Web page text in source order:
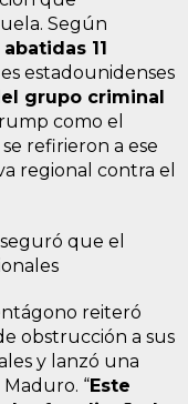
Según
abatidas 11
estadounidenses
grupo criminal
como el
refirieron a ese
regional contra el
que el
reiteró
obstrucción a sus
y lanzó una
“Este